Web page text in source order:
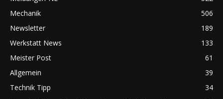
Mechanik
506
Newsletter
189
Werkstatt News
133
Meister Post
61
Allgemein
39
Technik Tipp
34